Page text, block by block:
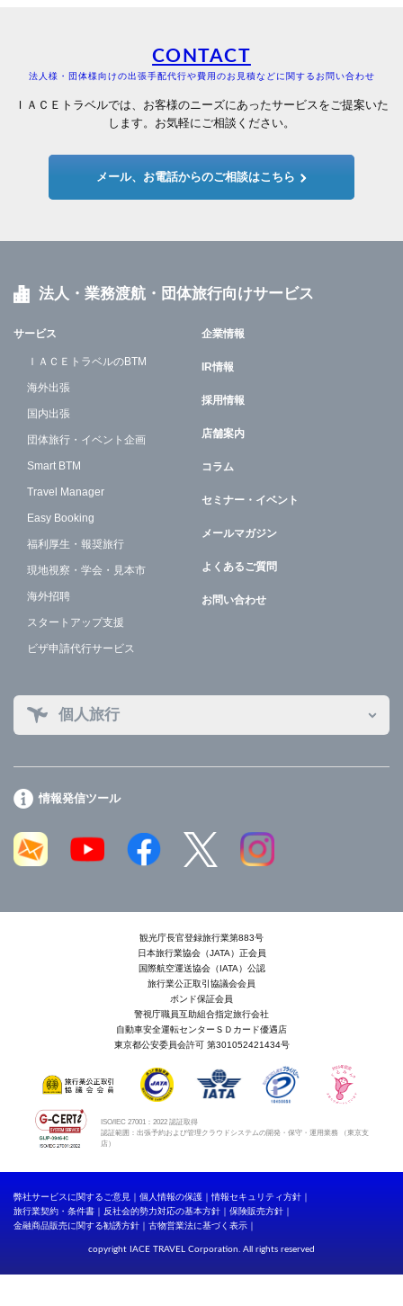
CONTACT
法人様・団体様向けの出張手配代行や費用のお見積などに関するお問い合わせ
ＩＡＣＥトラベルでは、お客様のニーズにあったサービスをご提案いた
します。お気軽にご相談ください。
メール、お電話からのご相談はこちら
法人・業務渡航・団体旅行向けサービス
サービス
ＩＡＣＥトラベルのBTM
海外出張
国内出張
団体旅行・イベント企画
Smart BTM
Travel Manager
Easy Booking
福利厚生・報奨旅行
現地視察・学会・見本市
海外招聘
スタートアップ支援
ビザ申請代行サービス
企業情報
IR情報
採用情報
店舗案内
コラム
セミナー・イベント
メールマガジン
よくあるご質問
お問い合わせ
個人旅行
情報発信ツール
観光庁長官登録旅行業第883号
日本旅行業協会（JATA）正会員
国際航空運送協会（IATA）公認
旅行業公正取引協議会会員
ボンド保証会員
警視庁職員互助組合指定旅行会社
自動車安全運転センターＳＤカード優遇店
東京都公安委員会許可 第301052421434号
ISO/IEC 27001：2022 認証取得
認証範囲：出張予約および管理クラウドシステムの開発・保守・運用業務 （東京支
店）
弊社サービスに関するご意見 個人情報の保護
情報セキュリティ方針
旅行業契約・条件書
反社会的勢力対応の基本方針
保険販売方針
金融商品販売に関する勧誘方針
古物営業法に基づく表示
copyright IACE TRAVEL Corporation. All rights reserved